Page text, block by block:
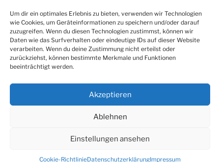
Um dir ein optimales Erlebnis zu bieten, verwenden wir Technologien
wie Cookies, um Geräteinformationen zu speichern und/oder darauf
zuzugreifen. Wenn du diesen Technologien zustimmst, können wir
Daten wie das Surfverhalten oder eindeutige IDs auf dieser Website
verarbeiten. Wenn du deine Zustimmung nicht erteilst oder
zurückziehst, können bestimmte Merkmale und Funktionen
beeinträchtigt werden.
Akzeptieren
Ablehnen
Einstellungen ansehen
Cookie-RichtlinieDatenschutzerklärungImpressum
Anmelden
Eintrags-Feed
Kommentar-Feed
WordPress.org
Datenschutzerklärung
Mit Stolz präsentiert von